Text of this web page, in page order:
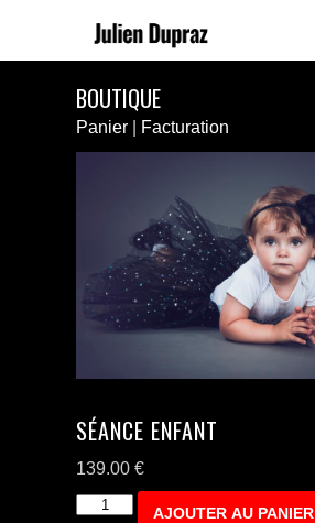
BOUTIQUE
Panier Facturation
SÉANCE ENFANT
139.00 €
quantité
AJOUTER AU PANIER